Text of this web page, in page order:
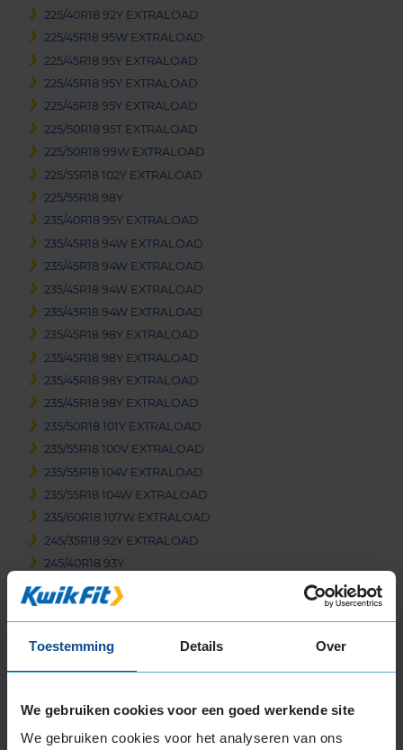
Toestemming Details Over
We gebruiken cookies voor een goed werkende site
We gebruiken cookies voor het analyseren van ons
225/40R18 92Y EXTRALOAD
225/45R18 95W EXTRALOAD
225/45R18 95Y EXTRALOAD
225/45R18 95Y EXTRALOAD
225/45R18 95Y EXTRALOAD
225/50R18 95T EXTRALOAD
225/50R18 99W EXTRALOAD
225/55R18 102Y EXTRALOAD
225/55R18 98Y
235/40R18 95Y EXTRALOAD
235/45R18 94W EXTRALOAD
235/45R18 94W EXTRALOAD
235/45R18 94W EXTRALOAD
235/45R18 94W EXTRALOAD
235/45R18 98Y EXTRALOAD
235/45R18 98Y EXTRALOAD
235/45R18 98Y EXTRALOAD
235/45R18 98Y EXTRALOAD
235/50R18 101Y EXTRALOAD
235/55R18 100V EXTRALOAD
235/55R18 104V EXTRALOAD
235/55R18 104W EXTRALOAD
235/60R18 107W EXTRALOAD
245/35R18 92Y EXTRALOAD
245/40R18 93Y
245/40R18 97Y EXTRALOAD
245/45R18 100Y EXTRALOAD
245/50R18 104Y EXTRALOAD
255/45R18 99Y